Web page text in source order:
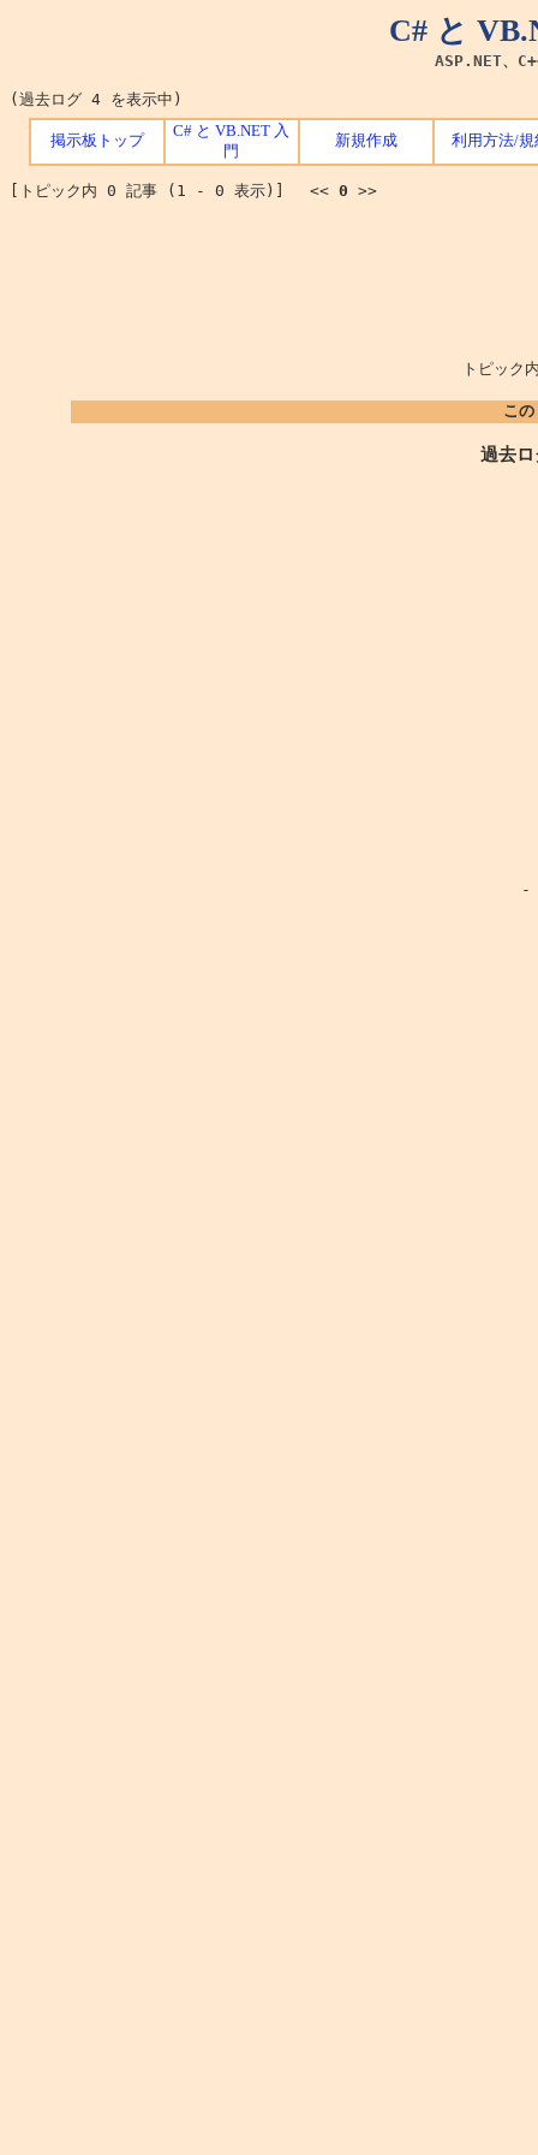
C# と
ASP.NET、
(過去ログ 4 を表示中)
掲示板トップ
C# と VB.NET 入
門
新規作成 利用方法/規
[トピック内 0 記事 (1 - 0 表示)] << 0 >>
トピッ
こ
過去